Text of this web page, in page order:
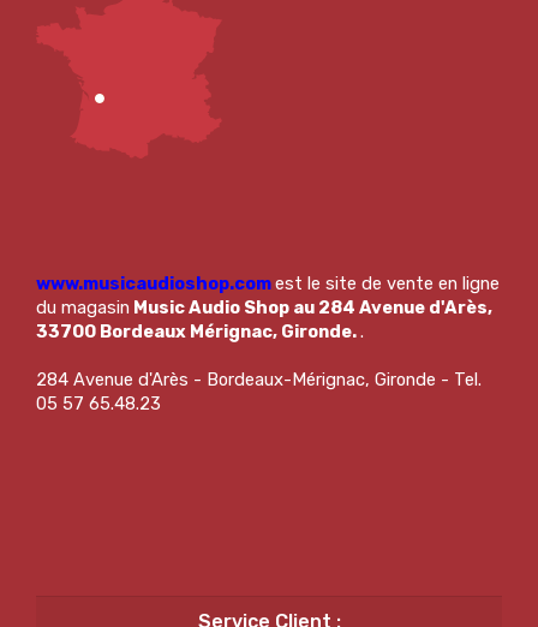
www.musicaudioshop.comest le site de vente en ligne
du magasin Music Audio Shop au 284 Avenue d'Arès,
33700 Bordeaux Mérignac, Gironde..
284 Avenue d'Arès - Bordeaux-Mérignac, Gironde - Tel.
05 57 65.48.23